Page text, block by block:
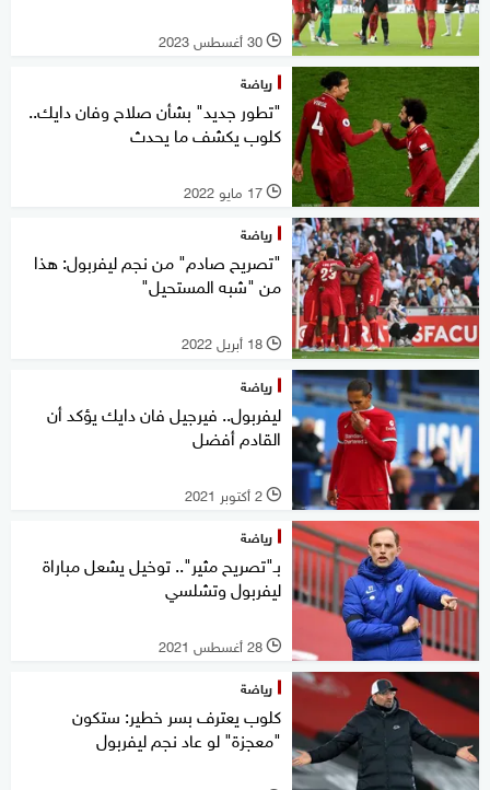
l 30 أغسطس 2023
رياضة
"تطور جديد" بشأن صلاح وفان دايك..
كلوب يكشف ما يحدث
l 17 مايو 2022
رياضة
"تصريح صادم" من نجم ليفربول: هذا
من "شبه المستحيل"
l 18 أبريل 2022
رياضة
ليفربول.. فيرجيل فان دايك يؤكد أن
القادم أفضل
l 2 أكتوبر 2021
رياضة
بـ"تصريح مثير".. توخيل يشعل مباراة
ليفربول وتشلسي
l 28 أغسطس 2021
رياضة
كلوب يعترف بسر خطير: ستكون
"معجزة" لو عاد نجم ليفربول